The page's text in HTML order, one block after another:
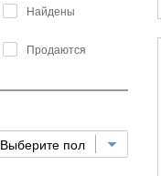
Найдены
Продаются
Выберите пол